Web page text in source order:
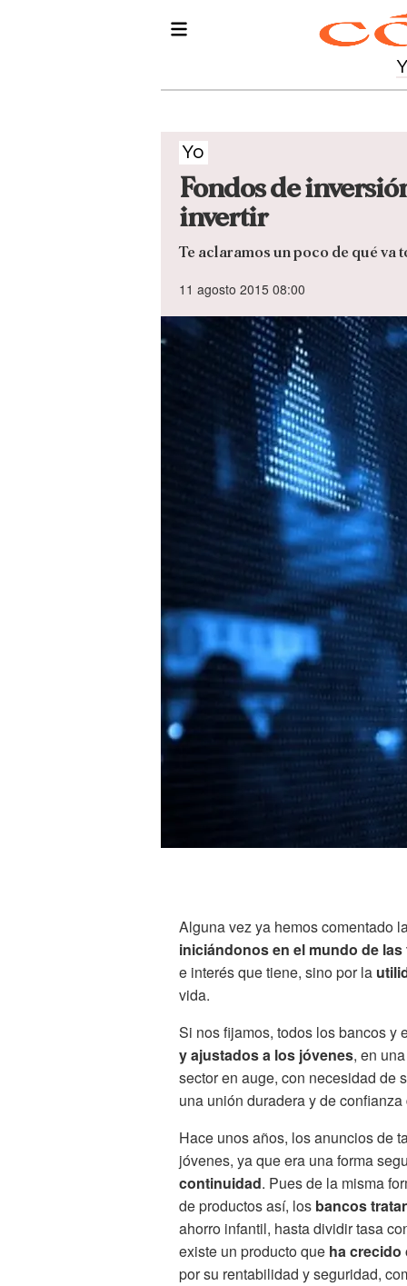
Yo
Fondos de
invertir
Te aclaramos un poco de qué va
11 agosto 2015 08:00
Alguna vez ya hemos comentado
iniciándonos en el mundo de
e interés que tiene, sino por la
vida.
Si nos fijamos, todos los bancos
y ajustados a los jóvenes, en
sector en auge, con necesidad de
una unión duradera y de
Hace unos años, los anuncios de
jóvenes, ya que era una forma
continuidad. Pues de la misma
de productos así, los bancos
ahorro infantil, hasta dividir tasa
existe un producto que ha crecido
por su rentabilidad y seguridad,